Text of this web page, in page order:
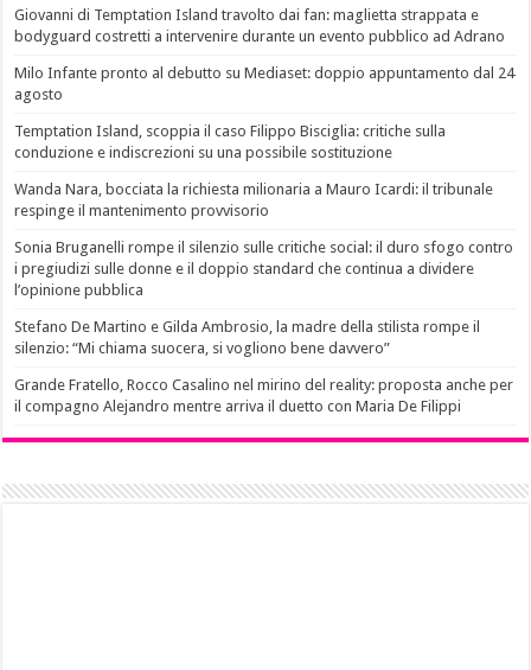
Giovanni di Temptation Island travolto dai fan: maglietta strappata e
bodyguard costretti a intervenire durante un evento pubblico ad Adrano
Milo Infante pronto al debutto su Mediaset: doppio appuntamento dal 24
agosto
Temptation Island, scoppia il caso Filippo Bisciglia: critiche sulla
conduzione e indiscrezioni su una possibile sostituzione
Wanda Nara, bocciata la richiesta milionaria a Mauro Icardi: il tribunale
respinge il mantenimento provvisorio
Sonia Bruganelli rompe il silenzio sulle critiche social: il duro sfogo contro
i pregiudizi sulle donne e il doppio standard che continua a dividere
l’opinione pubblica
Stefano De Martino e Gilda Ambrosio, la madre della stilista rompe il
silenzio: “Mi chiama suocera, si vogliono bene davvero”
Grande Fratello, Rocco Casalino nel mirino del reality: proposta anche per
il compagno Alejandro mentre arriva il duetto con Maria De Filippi